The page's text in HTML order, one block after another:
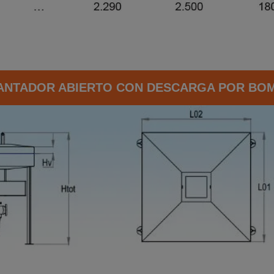
ABIERTO CON DESCARGA POR